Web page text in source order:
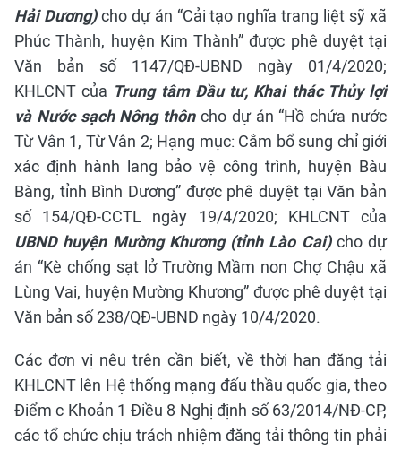
Hải Dương)cho dự án “Cải tạo nghĩa trang liệt sỹ xã
Phúc Thành, huyện Kim Thành” được phê duyệt tại
Văn bản số 1147/QĐ-UBND ngày 01/4/2020;
KHLCNT của Trung tâm Đầu tư, Khai thác Thủy lợi
và Nước sạch Nông thôncho dự án “Hồ chứa nước
Từ Vân 1, Từ Vân 2; Hạng mục: Cắm bổ sung chỉ giới
xác định hành lang bảo vệ công trình, huyện Bàu
Bàng, tỉnh Bình Dương” được phê duyệt tại Văn bản
số 154/QĐ-CCTL ngày 19/4/2020; KHLCNT của
UBND huyện Mường Khương (tỉnh Lào Cai)cho dự
án “Kè chống sạt lở Trường Mầm non Chợ Chậu xã
Lùng Vai, huyện Mường Khương” được phê duyệt tại
Văn bản số 238/QĐ-UBND ngày 10/4/2020.
Các đơn vị nêu trên cần biết, về thời hạn đăng tải
KHLCNT lên Hệ thống mạng đấu thầu quốc gia, theo
Điểm c Khoản 1 Điều 8 Nghị định số 63/2014/NĐ-CP,
các tổ chức chịu trách nhiệm đăng tải thông tin phải